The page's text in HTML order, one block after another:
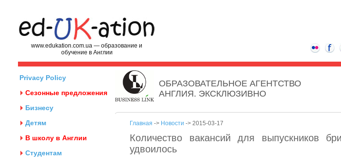
www.edukation.com.ua — образование и
обучение в Англии
Privacy Policy
Сезонные предложения
Бизнесу
Детям
В школу в Англии
Студентам
ОБРАЗОВАТЕЛЬНОЕ АГЕНТСТВО
АНГЛИЯ. ЭКСКЛЮЗИВНО
Главная -> Новости -> 2015-03-17
Количество вакансий для выпускников
удвоилось